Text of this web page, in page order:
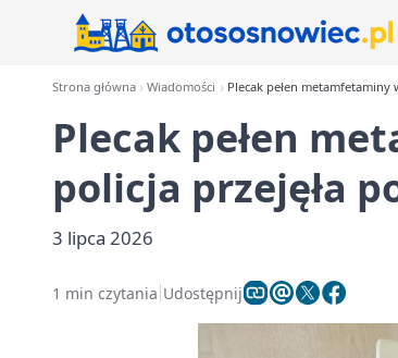
Strona główna Wiadomości Plecak pełen metamfetaminy
Plecak pełen
policja przejęła
3 lipca 2026
1 min czytania Udostępnij